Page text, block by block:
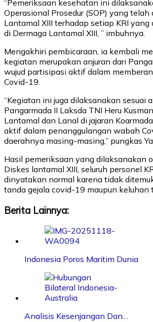
“Pemeriksaan kesehatan ini
Operasional Prosedur (SOP) yang
Lantamal XIII terhadap setiap KRI
di Dermaga Lantamal XIII, ” imbuhnya.
Mengakhiri pembicaraan, ia kembali
kegiatan merupakan anjuran dari
wujud partisipasi aktif dalam
Covid-19.
“Kegiatan ini juga dilaksanakan sesuai
Pangarmada II Laksda TNI Heru
Lantamal dan Lanal di jajaran
aktif dalam penanggulangan wabah
daerahnya masing-masing,” pungkas
Hasil pemeriksaan yang dilaksanakan
Diskes lantamal XIII, seluruh personel
dinyatakan normal karena tidak
tanda gejala covid-19 maupun keluhan
Berita Lainnya:
Indonesia Poros Maritim Dunia
Analisis Kesenjangan Dan…